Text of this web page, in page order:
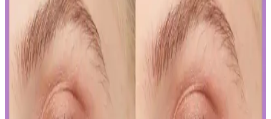
Kalıcı kalem göz makyajı, suya ve tere dayanıklı formülleriyle uzun
süre kalıcı ve net çizgiler sağlar. Uygulama ve bakım ipuçlarıyla
gözlerinizi vurgulayın.
Kalıcı Oje Seçenekleri: Nail Master M377 ve M378
Modellerinin Detaylı Analizi
Nail Master M377 ve M378 modelleri, dayanıklılık ve parlaklık
sunan kalıcı ojeler arasında öne çıkar. Bu modellerin özellikleri ve
bakım önerileriyle uzun süre şık ve bakımlı kalabilirsiniz.